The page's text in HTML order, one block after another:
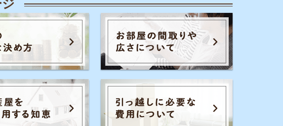
家賃相場
すすめ不動産屋 一人暮らし 通勤通学
大手不動産屋 初期費用 保証会社
越し準備 一人暮らし生活費
取り お部屋の広さ お部屋内の設備
暮らし 防音や騒音 退去費用